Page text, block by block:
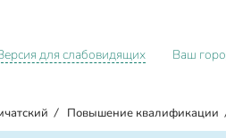
для слабовидящих Ваш
/ Повышение квалификации